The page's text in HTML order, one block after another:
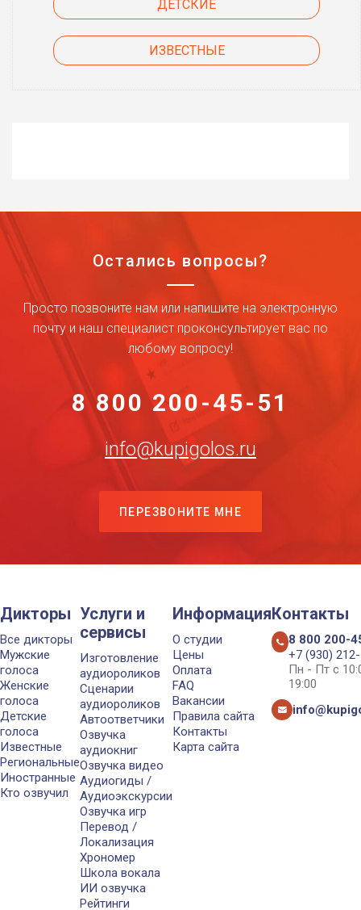
ДЕТСКИЕ
ИЗВЕСТНЫЕ
Остались вопросы?
Просто позвоните нам или напишите на электронную
почту и наш специалист проконсультирует вас по
любому вопросу!
8 800 200-45-51
info@kupigolos.ru
ПЕРЕЗВОНИТЕ МНЕ
Дикторы
Все дикторы
Мужские
голоса
Женские
голоса
Детские
голоса
Известные
Региональные
Иностранные
Кто озвучил
Услуги и
сервисы
Изготовление
аудиороликов
Сценарии
аудиороликов
Автоответчики
Озвучка
аудиокниг
Озвучка видео
Аудиогиды /
Аудиоэкскурсии
Озвучка игр
Перевод /
Локализация
Хрономер
Школа вокала
ИИ озвучка
Рейтинги
Информация
О студии
Цены
Оплата
FAQ
Вакансии
Правила сайта
Контакты
Карта сайта
Контакты
8 800 200-
+7 (930)
Пн - Пт с
19:00